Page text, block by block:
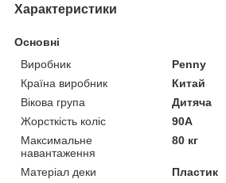
Характеристики
Основні
Виробник
Penny
Країна виробник
Китай
Вікова група
Дитяча
Жорсткість коліс
90А
Максимальне
навантаження
80 кг
Матеріал деки
Пластик